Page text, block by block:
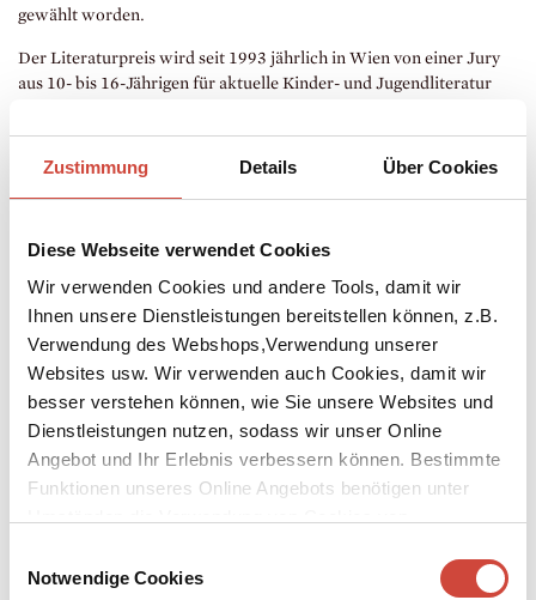
Zustimmung Details Über Cookies
Diese Webseite verwendet Cookies
Wir verwenden Cookies und andere Tools, damit wir
Ihnen unsere Dienstleistungen bereitstellen können, z.B.
Verwendung des Webshops,Verwendung unserer
Websites usw. Wir verwenden auch Cookies, damit wir
besser verstehen können, wie Sie unsere Websites und
Dienstleistungen nutzen, sodass wir unser Online
Angebot und Ihr Erlebnis verbessern können. Bestimmte
Funktionen unseres Online Angebots benötigen unter
Notwendige Cookies
gewählt worden.
Der Literaturpreis wird seit 1993 jährlich in Wien von einer Jury
aus 10- bis 16-Jährigen für aktuelle Kinder- und Jugendliteratur
in Wien statt.
Der Debütroman ist am 25. August 2025 erstmals bei Diogenes
erschienen.
Zum Inhalt:
Charlie ist fünfzehn und vermisst ihren Vater, besonders seit ihre
Mutter wieder einen Mann hat. Und als ob das nicht genug wäre,
hat ihre beste Freundin gerade den Jungen geküsst, in den Charlie
verknallt ist. Seitdem hat es den Anschein, als befinde sich
Pommes, der eigentlich Kornelius heißt und der aus der
Glasscheibe ein Autofenster macht, das man runterkurbeln und
durch das Charlie ihre Hand endlich wieder in den Himmel
strecken kann.